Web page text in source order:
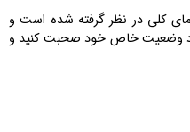
کلی در نظر گرفته شده است و
وضعیت خاص خود صحبت کنید و